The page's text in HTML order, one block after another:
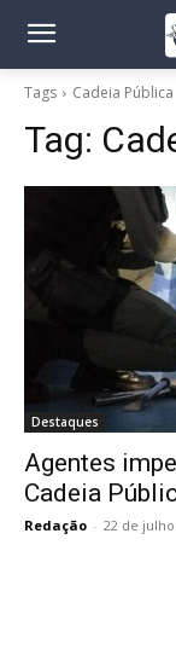
Tags Cadeia Pública
Tag:
Destaques
Agentes
Cadeia
Redação - 22 de julho